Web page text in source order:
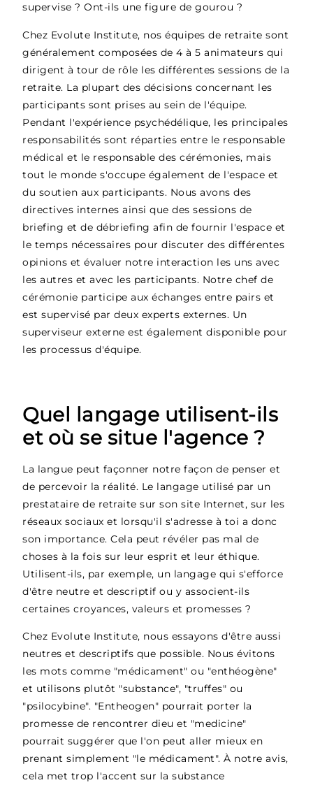
supervise ? Ont-ils une figure de gourou ?
Chez Evolute Institute, nos équipes de retraite sont
généralement composées de 4 à 5 animateurs qui
dirigent à tour de rôle les différentes sessions de la
retraite. La plupart des décisions concernant les
participants sont prises au sein de l'équipe.
Pendant l'expérience psychédélique, les principales
responsabilités sont réparties entre le responsable
médical et le responsable des cérémonies, mais
tout le monde s'occupe également de l'espace et
du soutien aux participants. Nous avons des
directives internes ainsi que des sessions de
briefing et de débriefing afin de fournir l'espace et
le temps nécessaires pour discuter des différentes
opinions et évaluer notre interaction les uns avec
les autres et avec les participants. Notre chef de
cérémonie participe aux échanges entre pairs et
est supervisé par deux experts externes. Un
superviseur externe est également disponible pour
les processus d'équipe.
Quel langage utilisent-ils
et où se situe l'agence ?
La langue peut façonner notre façon de penser et
de percevoir la réalité. Le langage utilisé par un
prestataire de retraite sur son site Internet, sur les
réseaux sociaux et lorsqu'il s'adresse à toi a donc
son importance. Cela peut révéler pas mal de
choses à la fois sur leur esprit et leur éthique.
Utilisent-ils, par exemple, un langage qui s'efforce
d'être neutre et descriptif ou y associent-ils
certaines croyances, valeurs et promesses ?
Chez Evolute Institute, nous essayons d'être aussi
neutres et descriptifs que possible. Nous évitons
les mots comme "médicament" ou "enthéogène"
et utilisons plutôt "substance", "truffes" ou
"psilocybine". "Entheogen" pourrait porter la
promesse de rencontrer dieu et "medicine"
pourrait suggérer que l'on peut aller mieux en
prenant simplement "le médicament". À notre avis,
cela met trop l'accent sur la substance